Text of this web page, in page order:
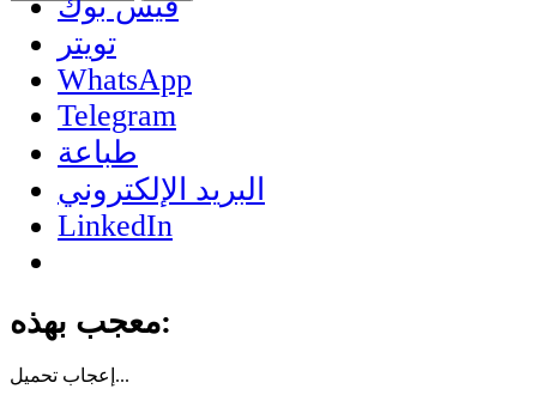
فيس بوك
تويتر
WhatsApp
Telegram
طباعة
البريد الإلكتروني
LinkedIn
معجب بهذه:
إعجاب تحميل...